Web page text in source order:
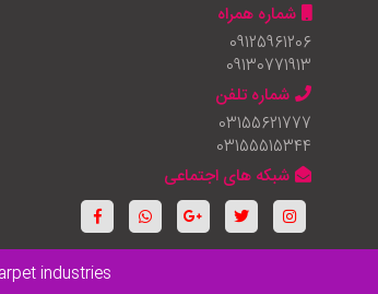
شماره همراه
09125961206
09130771913
شماره تلفن
03155621777
03155515344
شبکه های اجتماعی
industries